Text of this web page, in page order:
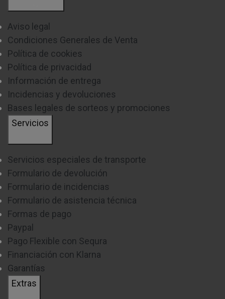
Aviso legal
Condiciones Generales de Venta
Política de cookies
Política de privacidad
Información de entrega
Incidencias y devoluciones
Bases legales de sorteos y promociones
Servicios
Servicios especiales de transporte
Formulario de devolución
Formulario de incidencias
Formulario de asistencia técnica
Formas de pago
Paypal
Pago Flexible con Sequra
Financiación con Klarna
Garantías
Extras